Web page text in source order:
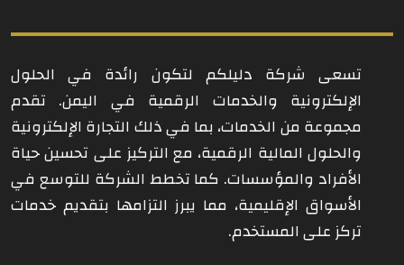
تسعى شركة دليلكم لتكون رائدة في الحلول
الإلكترونية والخدمات الرقمية في اليمن. تقدم
مجموعة من الخدمات، بما في ذلك التجارة الإلكترونية
والحلول المالية الرقمية، مع التركيز على تحسين حياة
الأفراد والمؤسسات. كما تخطط الشركة للتوسع في
الأسواق الإقليمية، مما يبرز التزامها بتقديم خدمات
تركز على المستخدم.